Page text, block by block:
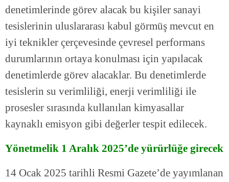
denetimlerinde görev alacak bu kişiler sanayi
tesislerinin uluslararası kabul görmüş mevcut en
iyi teknikler çerçevesinde çevresel performans
durumlarının ortaya konulması için yapılacak
denetimlerde görev alacaklar. Bu denetimlerde
tesislerin su verimliliği, enerji verimliliği ile
prosesler sırasında kullanılan kimyasallar
kaynaklı emisyon gibi değerler tespit edilecek.
Yönetmelik 1 Aralık 2025’de yürürlüğe girecek
14 Ocak 2025 tarihli Resmi Gazete’de yayımlanan